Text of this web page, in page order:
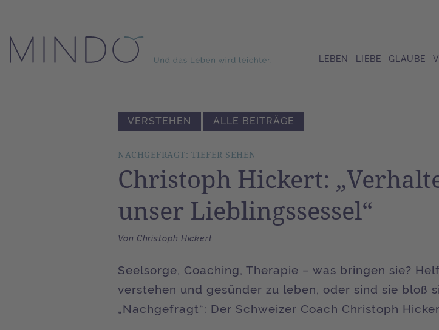
LEBEN LIEBE GLAUBE
VERSTEHEN ALLE BEITRÄGE
NACHGEFRAGT: TIEFER SEHEN
Christoph Hickert:
unser Lieblingssessel“
Von Christoph Hickert
Seelsorge, Coaching, Therapie – was bringen sie?
verstehen und gesünder zu leben, oder sind sie bloß
„Nachgefragt“: Der Schweizer Coach Christoph